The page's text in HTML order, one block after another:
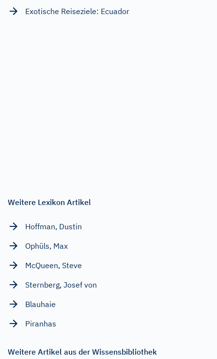
Exotische Reiseziele: Ecuador
Weitere Lexikon Artikel
Hoffman, Dustin
Ophüls, Max
McQueen, Steve
Sternberg, Josef von
Blauhaie
Piranhas
Weitere Artikel aus der Wissensbibliothek